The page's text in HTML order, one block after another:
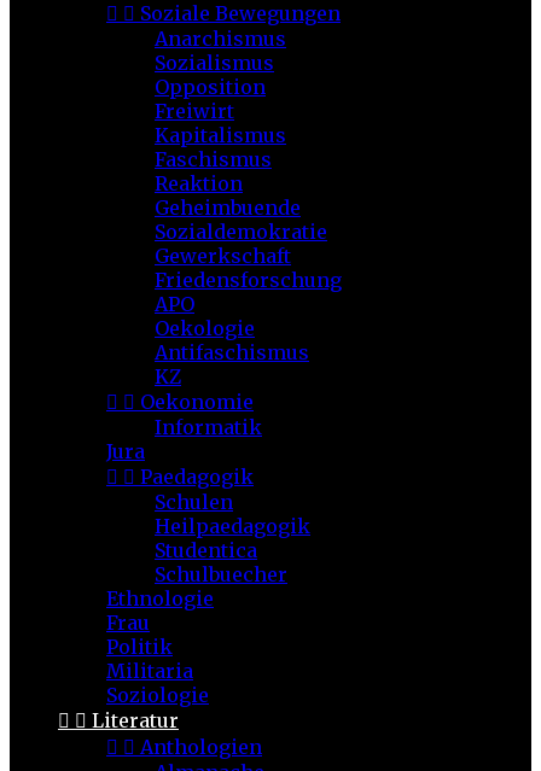
  Soziale Bewegungen
Anarchismus
Sozialismus
Opposition
Freiwirt
Kapitalismus
Faschismus
Reaktion
Geheimbuende
Sozialdemokratie
Gewerkschaft
Friedensforschung
APO
Oekologie
Antifaschismus
KZ
  Oekonomie
Informatik
Jura
  Paedagogik
Schulen
Heilpaedagogik
Studentica
Schulbuecher
Ethnologie
Frau
Politik
Militaria
Soziologie
  Literatur
  Anthologien